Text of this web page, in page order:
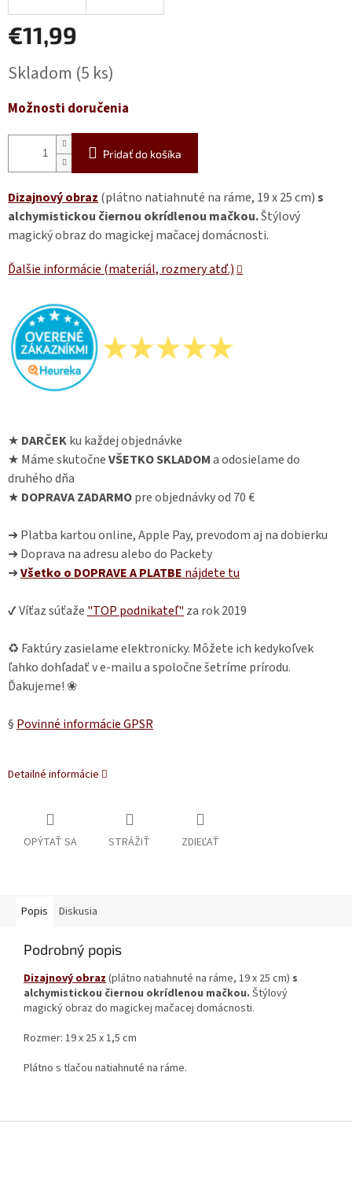
€11,99
cena:
Skladom (5 ks)
Možnosti doručenia
Pridať do košíka
Dizajnový obraz (plátno natiahnuté na ráme, 19 x 25 cm)s
alchymistickou čiernou okrídlenou mačkou.Štýlový
magický obraz do magickej mačacej domácnosti.
Ďalšie informácie (materiál, rozmery atď.)
★ DARČEKku každej objednávke
★ Máme skutočneVŠETKO SKLADOMa odosielame do
druhého dňa
★ DOPRAVA ZADARMOpre objednávky od 70 €
➜ Platba kartou online, Apple Pay, prevodom aj na dobierku
➜ Doprava na adresu alebo do Packety
➜Všetko o DOPRAVE A PLATBE nájdete tu
✔ Víťaz súťaže "TOP podnikateľ" za rok 2019
♻ Faktúry zasielame elektronicky. Môžete ich kedykoľvek
ľahko dohľadať v e-mailu a spoločne šetríme prírodu.
Ďakujeme! ❀
§ Povinné informácie GPSR
Detailné informácie
OPÝTAŤ SA STRÁŽIŤ ZDIEĽAŤ
Popis Diskusia
Podrobný popis
Dizajnový obraz(plátno natiahnuté na ráme, 19 x 25 cm) s
alchymistickou čiernou okrídlenou mačkou. Štýlový
magický obraz do magickej mačacej domácnosti.
Rozmer: 19 x 25 x 1,5 cm
Plátno s tlačou natiahnuté na ráme.